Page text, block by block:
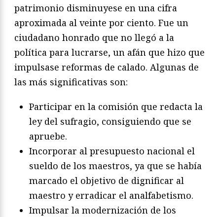
patrimonio disminuyese en una cifra
aproximada al veinte por ciento. Fue un
ciudadano honrado que no llegó a la
política para lucrarse, un afán que hizo que
impulsase reformas de calado. Algunas de
las más significativas son:
Participar en la comisión que redacta la
ley del sufragio, consiguiendo que se
apruebe.
Incorporar al presupuesto nacional el
sueldo de los maestros, ya que se había
marcado el objetivo de dignificar al
maestro y erradicar el analfabetismo.
Impulsar la modernización de los